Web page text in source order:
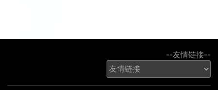
--友情链接--